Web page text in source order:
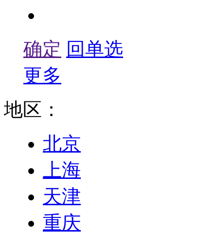
确定 回单选
更多
地区：
北京
上海
天津
重庆